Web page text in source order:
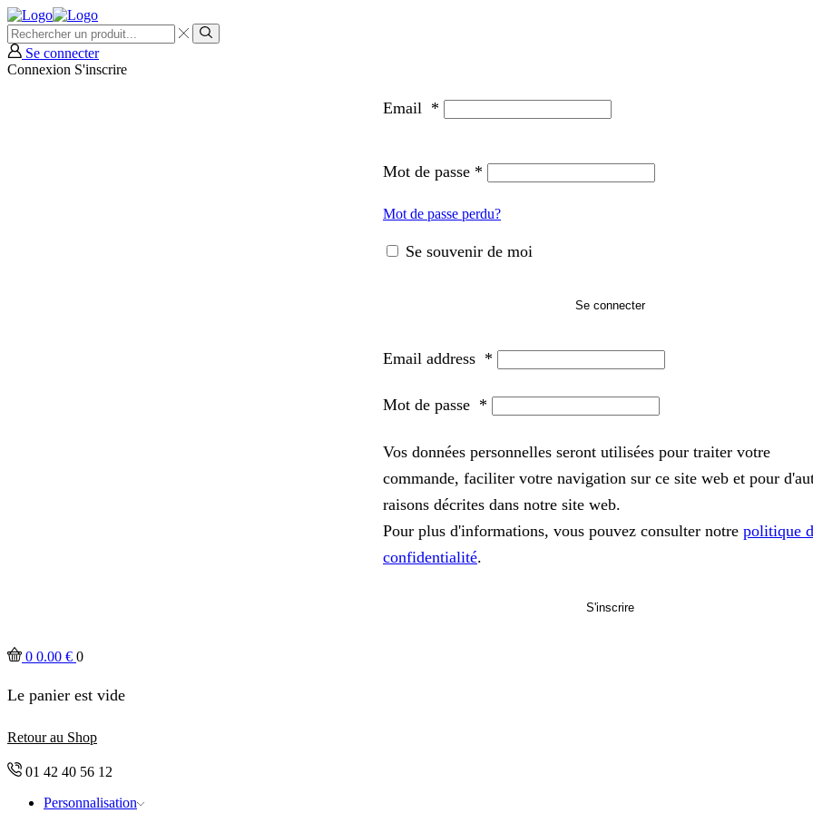
Search
input
Search
Se connecter
Connexion S'inscrire
Email *
Mot de passe *
Mot de passe perdu?
Se souvenir de moi
Se connecter
Email address *
Mot de passe *
Vos données personnelles seront utilisées pour traiter votre
commande, faciliter votre navigation sur ce site web et pour
raisons décrites dans notre site web.
Pour plus d'informations, vous pouvez consulter notre politique
confidentialité.
S'inscrire
0 0.00 € 0
Le panier est vide
Retour au Shop
01 42 40 56 12
Personnalisation